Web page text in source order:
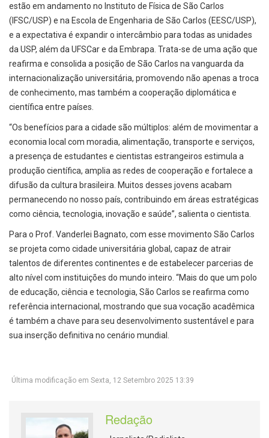
estão em andamento no Instituto de Física de São Carlos
(IFSC/USP) e na Escola de Engenharia de São Carlos (EESC/USP),
e a expectativa é expandir o intercâmbio para todas as unidades
da USP, além da UFSCar e da Embrapa. Trata-se de uma ação que
reafirma e consolida a posição de São Carlos na vanguarda da
internacionalização universitária, promovendo não apenas a troca
de conhecimento, mas também a cooperação diplomática e
científica entre países.
“Os benefícios para a cidade são múltiplos: além de movimentar a
economia local com moradia, alimentação, transporte e serviços,
a presença de estudantes e cientistas estrangeiros estimula a
produção científica, amplia as redes de cooperação e fortalece a
difusão da cultura brasileira. Muitos desses jovens acabam
permanecendo no nosso país, contribuindo em áreas estratégicas
como ciência, tecnologia, inovação e saúde”, salienta o cientista.
Para o Prof. Vanderlei Bagnato, com esse movimento São Carlos
se projeta como cidade universitária global, capaz de atrair
talentos de diferentes continentes e de estabelecer parcerias de
alto nível com instituições do mundo inteiro. “Mais do que um polo
de educação, ciência e tecnologia, São Carlos se reafirma como
referência internacional, mostrando que sua vocação acadêmica
é também a chave para seu desenvolvimento sustentável e para
sua inserção definitiva no cenário mundial.
Última modificação em Sexta, 12 Setembro 2025 13:39
Redação